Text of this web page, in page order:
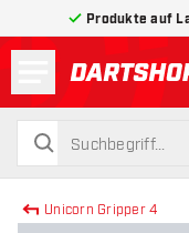
Produkte auf
suchen
suchen
Unicorn Gripper 4